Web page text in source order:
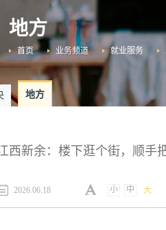
地方
就业服务
业务频道
首页
地方
西新余：楼下逛个街，顺手
2026.06.18 小 中 大